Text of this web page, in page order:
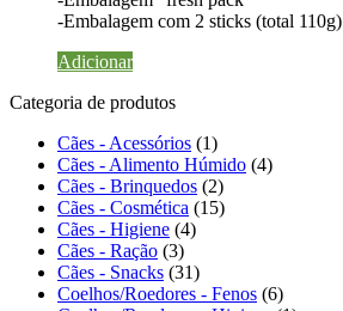
-Embalagem com 2 sticks (total 110g)
Adicionar
Categoria de produtos
Cães - Acessórios (1)
Cães - Alimento Húmido (4)
Cães - Brinquedos (2)
Cães - Cosmética (15)
Cães - Higiene (4)
Cães - Ração (3)
Cães - Snacks (31)
Coelhos/Roedores - Fenos (6)